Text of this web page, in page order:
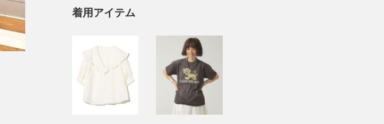
着用アイテム